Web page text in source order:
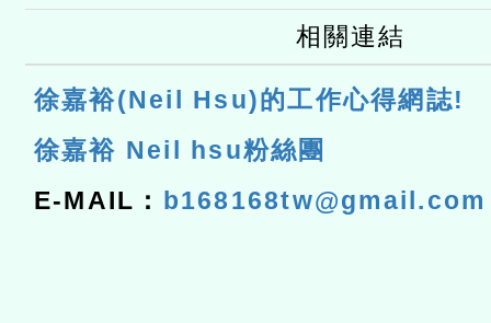
相關連結
徐嘉裕(Neil Hsu)的工作心得網誌!
徐嘉裕 Neil hsu粉絲團
E-MAIL： b168168tw@gmail.com